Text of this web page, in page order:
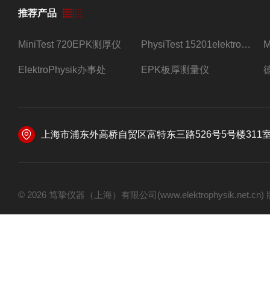
推荐产品
MiniTest 720EPK测厚仪 PhysiTest 15201elektrophysik测厚仪
ElektroPhysik办事处 EPK板厚测量仪
上海市浦东外高桥自贸区富特东三路526号5号楼311
© 2026 笃挚仪器（上海）有限公司